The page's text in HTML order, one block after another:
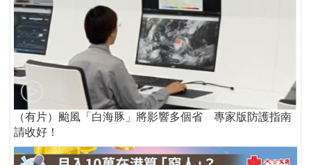
（有片）颱風「白海豚」將影響多個省 專家版防護指南
請收好！